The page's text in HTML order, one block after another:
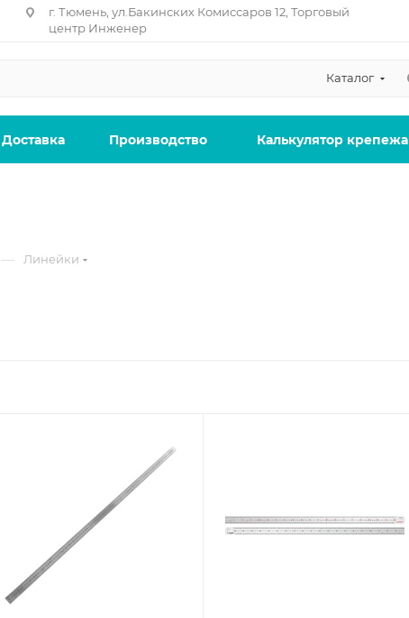
г. Тюмень, ул.Бакинских Комиссаров 12, Торговый
центр Инженер
Каталог
Доставка Производство Калькулятор крепежа
— Линейки